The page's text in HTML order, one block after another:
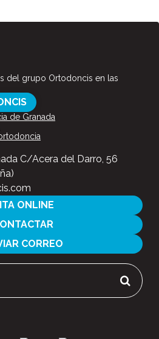
del grupo Ortodoncis en las
de Granada
C/Acera del Darro, 56
ONLINE
CORREO